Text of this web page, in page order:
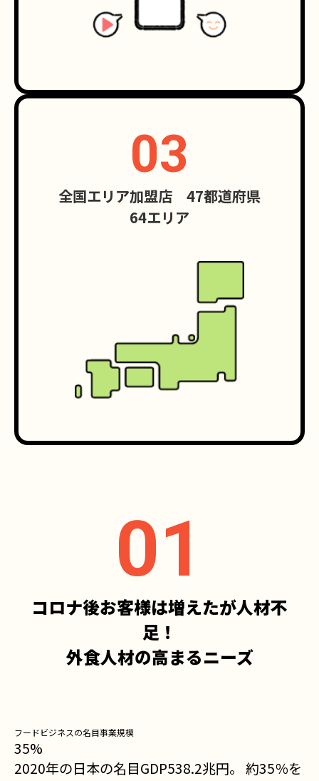
03
全国エリア加盟店 47都道府県
64エリア
コロナ後お客様は増えたが人材不
足！
外食人材の高まるニーズ
フードビジネスの名目事業規模
35%
2020年の日本の名目GDP538.2兆円。 約35％を